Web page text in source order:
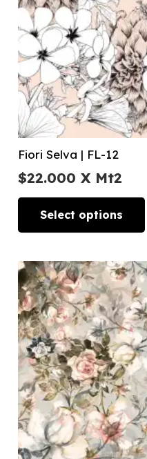
Fiori Selva | FL-12
$22.000 X Mt2
Select options